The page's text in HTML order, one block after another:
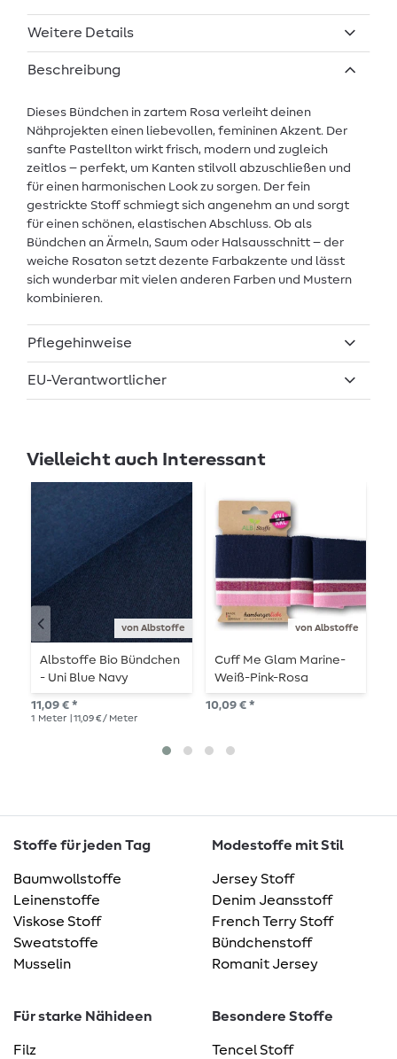
Weitere Details
Beschreibung
Dieses Bündchen in zartem Rosa verleiht deinen
Nähprojekten einen liebevollen, femininen Akzent. Der
sanfte Pastellton wirkt frisch, modern und zugleich
zeitlos – perfekt, um Kanten stilvoll abzuschließen und
für einen harmonischen Look zu sorgen. Der fein
gestrickte Stoff schmiegt sich angenehm an und sorgt
für einen schönen, elastischen Abschluss. Ob als
Bündchen an Ärmeln, Saum oder Halsausschnitt – der
weiche Rosaton setzt dezente Farbakzente und lässt
sich wunderbar mit vielen anderen Farben und Mustern
kombinieren.
Pflegehinweise
EU-Verantwortlicher
Vielleicht auch Interessant
von Albstoffe
Albstoffe Bio Bündchen
- Uni Blue Navy
11,09 € *
1 Meter | 11,09 € / Meter
von Albstoffe
Cuff Me Glam Marine-
Weiß-Pink-Rosa
10,09 € *
Stoffe für jeden Tag
Baumwollstoffe
Leinenstoffe
Viskose Stoff
Sweatstoffe
Musselin
Modestoffe mit Stil
Jersey Stoff
Denim Jeansstoff
French Terry Stoff
Bündchenstoff
Romanit Jersey
Für starke Nähideen
Filz
Besondere Stoffe
Tencel Stoff